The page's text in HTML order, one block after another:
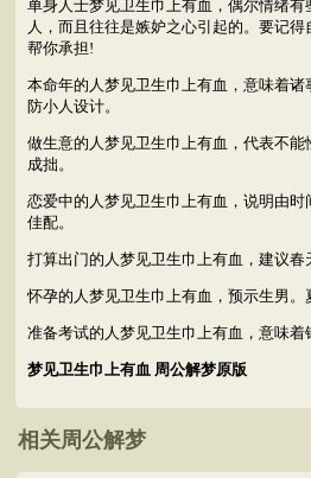
单身人士梦见卫生巾上有血，偶尔情绪
人，而且往往是嫉妒之心引起的。要记
帮你承担!
本命年的人梦见卫生巾上有血，意味着
防小人设计。
做生意的人梦见卫生巾上有血，代表不
成拙。
恋爱中的人梦见卫生巾上有血，说明由
佳配。
打算出门的人梦见卫生巾上有血，建议春
怀孕的人梦见卫生巾上有血，预示生男。
准备考试的人梦见卫生巾上有血，意味着
梦见卫生巾上有血 周公解梦原版
相关周公解梦